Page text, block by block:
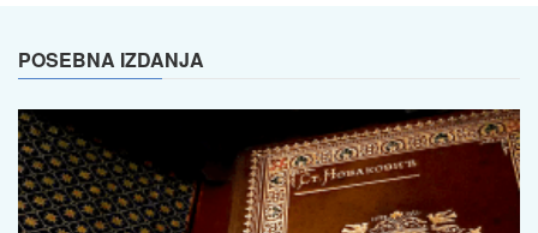
POSEBNA IZDANJA